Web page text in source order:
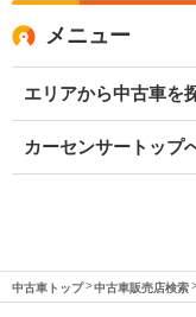
メニュー
エリアから中古車を
カーセンサートップ
中古車トップ 中古車販売店検索